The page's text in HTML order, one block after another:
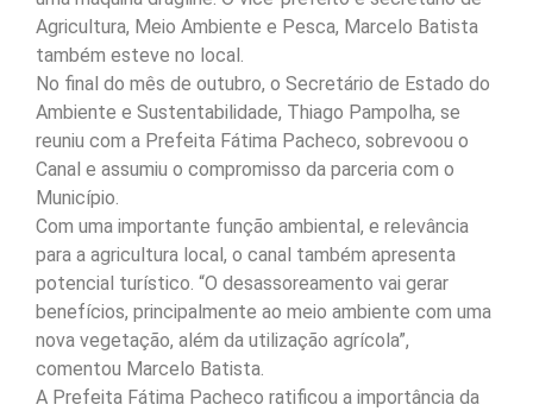
Agricultura, Meio Ambiente e Pesca, Marcelo Batista
também esteve no local.
No final do mês de outubro, o Secretário de Estado do
Ambiente e Sustentabilidade, Thiago Pampolha, se
reuniu com a Prefeita Fátima Pacheco, sobrevoou o
Canal e assumiu o compromisso da parceria com o
Município.
Com uma importante função ambiental, e relevância
para a agricultura local, o canal também apresenta
potencial turístico. “O desassoreamento vai gerar
benefícios, principalmente ao meio ambiente com uma
nova vegetação, além da utilização agrícola”,
comentou Marcelo Batista.
A Prefeita Fátima Pacheco ratificou a importância da